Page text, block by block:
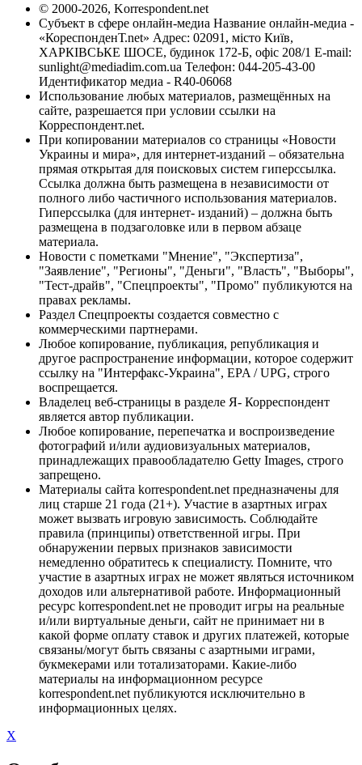
© 2000-2026, Korrespondent.net
Субъект в сфере онлайн-медиа Название онлайн-медиа -
«КореспонденТ.net» Адрес: 02091, місто Київ,
ХАРКІВСЬКЕ ШОСЕ, будинок 172-Б, офіс 208/1 E-mail:
sunlight@mediadim.com.ua Телефон: 044-205-43-00
Идентификатор медиа - R40-06068
Использование любых материалов, размещённых на
сайте, разрешается при условии ссылки на
Корреспондент.net.
При копировании материалов со страницы «Новости
Украины и мира», для интернет-изданий – обязательна
прямая открытая для поисковых систем гиперссылка.
Ссылка должна быть размещена в независимости от
полного либо частичного использования материалов.
Гиперссылка (для интернет- изданий) – должна быть
размещена в подзаголовке или в первом абзаце
материала.
Новости с пометками "Мнение", "Экспертиза",
"Заявление", "Регионы", "Деньги", "Власть", "Выборы",
"Тест-драйв", "Спецпроекты", "Промо" публикуются на
правах рекламы.
Раздел Спецпроекты создается совместно с
коммерческими партнерами.
Любое копирование, публикация, републикация и
другое распространение информации, которое содержит
ссылку на "Интерфакс-Украина", EPA / UPG, строго
воспрещается.
Владелец веб-страницы в разделе Я- Корреспондент
является автор публикации.
Любое копирование, перепечатка и воспроизведение
фотографий и/или аудиовизуальных материалов,
принадлежащих правообладателю Getty Images, строго
запрещено.
Материалы сайта korrespondent.net предназначены для
лиц старше 21 года (21+). Участие в азартных играх
может вызвать игровую зависимость. Соблюдайте
правила (принципы) ответственной игры. При
обнаружении первых признаков зависимости
немедленно обратитесь к специалисту. Помните, что
участие в азартных играх не может являться источником
доходов или альтернативой работе. Информационный
ресурс korrespondent.net не проводит игры на реальные
и/или виртуальные деньги, сайт не принимает ни в
какой форме оплату ставок и других платежей, которые
связаны/могут быть связаны с азартными играми,
букмекерами или тотализаторами. Какие-либо
материалы на информационном ресурсе
korrespondent.net публикуются исключительно в
информационных целях.
X